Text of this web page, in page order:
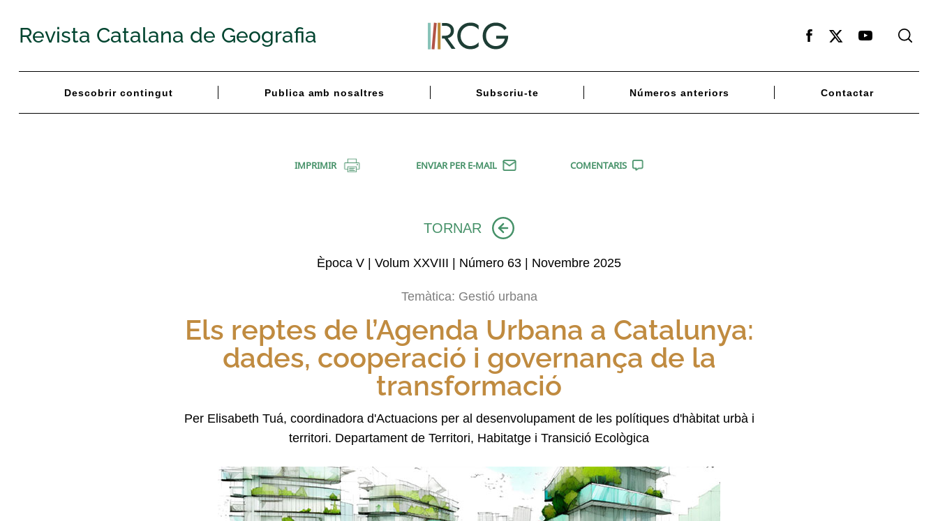
Revista Catalana de Geografia Facebook
X Youtube
Descobrir contingut Publica amb nosaltres Subscriu-te Números anteriors Contactar
IMPRIMIR ENVIAR PER E-MAIL COMENTARIS
TORNAR
Època V | Volum XXVIII | Número 63 | Novembre 2025
Temàtica: Gestió urbana
Els reptes de l’Agenda Urbana a Catalunya:
dades, cooperació i governança de la
transformació
Per Elisabeth Tuá, coordinadora d'Actuacions per al desenvolupament de les polítiques d'hàbitat urbà i
territori. Departament de Territori, Habitatge i Transició Ecològica